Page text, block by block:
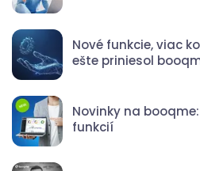
Nové funkcie, viac
ešte priniesol
Novinky na
funkcií